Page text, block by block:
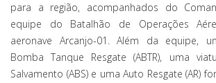
para a região, acompanhados do
equipe do Batalhão de Operações
aeronave Arcanjo-01. Além da equipe,
Bomba Tanque Resgate (ABTR), uma
Salvamento (ABS) e uma Auto Resgate (AR)